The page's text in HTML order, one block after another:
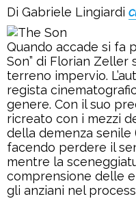
Di Gabriele Lingiardi
Quando accade si fa
Son” di Florian Zeller
terreno impervio.
regista
genere. Con il suo
ricreato con i mezzi
della demenza senile
facendo perdere il
mentre la
comprensione delle
gli anziani nel